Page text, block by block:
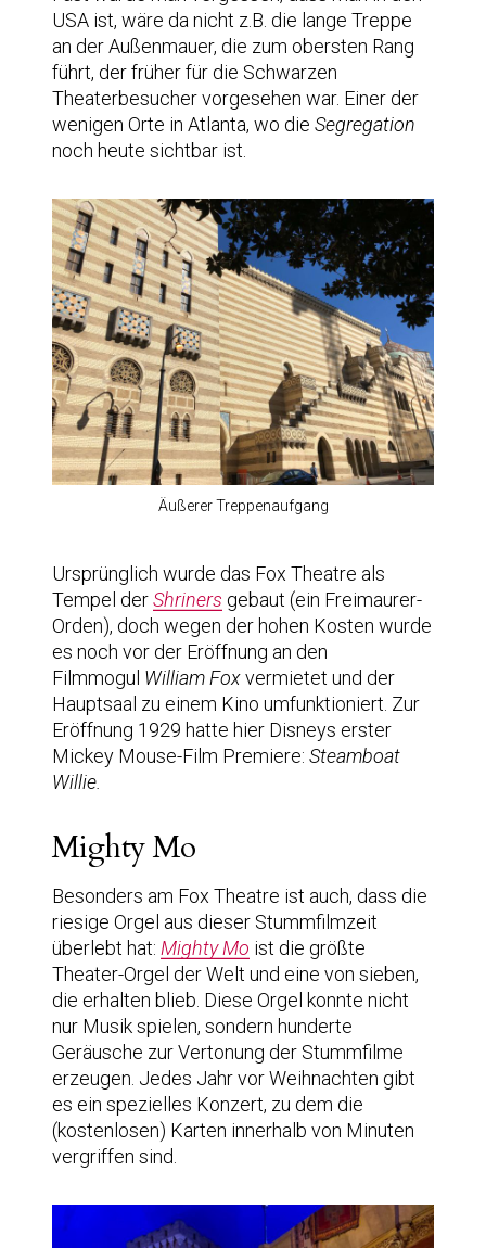
USA ist, wäre da nicht z.B. die lange Treppe
an der Außenmauer, die zum obersten Rang
führt, der früher für die Schwarzen
Theaterbesucher vorgesehen war. Einer der
wenigen Orte in Atlanta, wo die Segregation
noch heute sichtbar ist.
Äußerer Treppenaufgang
Ursprünglich wurde das Fox Theatre als
Tempel derShriners gebaut (ein Freimaurer-
Orden), doch wegen der hohen Kosten wurde
es noch vor der Eröffnung an den
Filmmogul William Foxvermietet und der
Hauptsaal zu einem Kino umfunktioniert. Zur
Eröffnung 1929 hatte hier Disneys erster
Mickey Mouse-Film Premiere: Steamboat
Willie.
Mighty Mo
Besonders am Fox Theatre ist auch, dass die
riesige Orgel aus dieser Stummfilmzeit
überlebt hat: Mighty Mo ist die größte
Theater-Orgel der Welt und eine von sieben,
die erhalten blieb. Diese Orgel konnte nicht
nur Musik spielen, sondern hunderte
Geräusche zur Vertonung der Stummfilme
erzeugen. Jedes Jahr vor Weihnachten gibt
es ein spezielles Konzert, zu dem die
(kostenlosen) Karten innerhalb von Minuten
vergriffen sind.